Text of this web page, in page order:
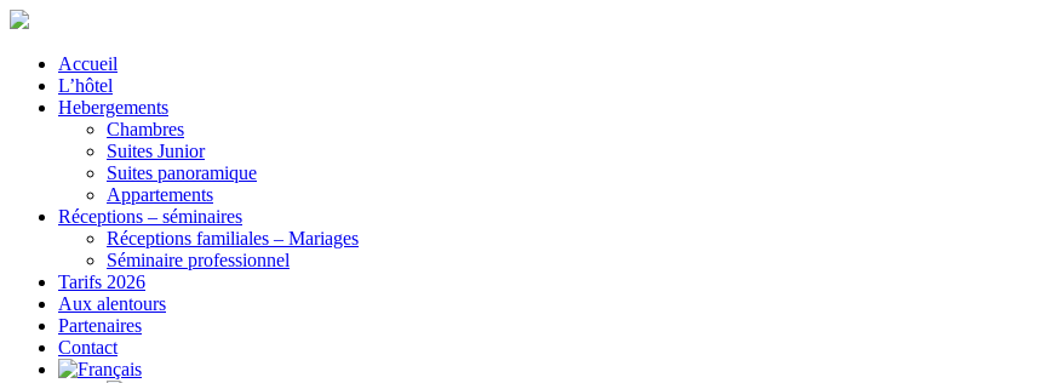
Accueil
L’hôtel
Hebergements
Chambres
Suites Junior
Suites panoramique
Appartements
Réceptions – séminaires
Réceptions familiales – Mariages
Séminaire professionnel
Tarifs 2026
Aux alentours
Partenaires
Contact